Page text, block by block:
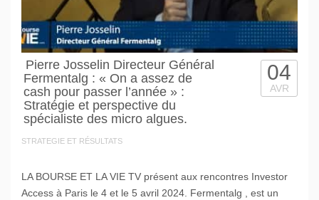
Pierre Josselin Directeur Général
Fermentalg : « On a assez de
cash pour passer l’année » :
Stratégie et perspective du
spécialiste des micro algues.
STRATEGIE ET RÉSULTATS
04
AVR
LA BOURSE ET LA VIE TV présent aux rencontres Investor
Access à Paris le 4 et le 5 avril 2024. Fermentalg , est un